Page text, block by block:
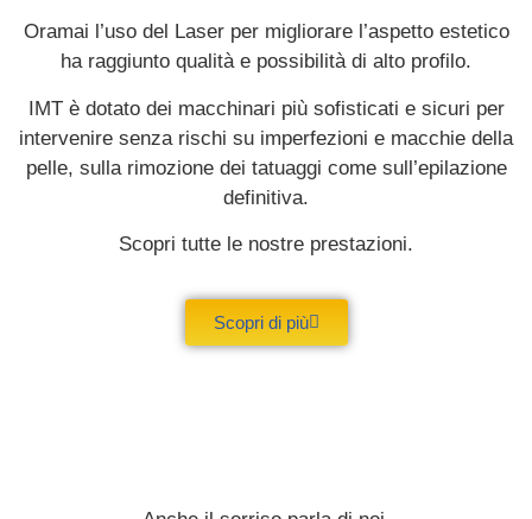
Oramai l’uso del Laser per migliorare l’aspetto estetico
ha raggiunto qualità e possibilità di alto profilo.
IMT è dotato dei macchinari più sofisticati e sicuri per
intervenire senza rischi su imperfezioni e macchie della
pelle, sulla rimozione dei tatuaggi come sull’epilazione
definitiva.
Scopri tutte le nostre prestazioni.
Scopri di più